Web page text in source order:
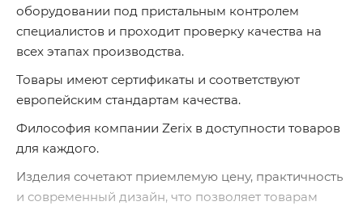
оборудовании под пристальным контролем
специалистов и проходит проверку качества на
всех этапах производства.
Товары имеют сертификаты и соответствуют
европейским стандартам качества.
Философия компании Zerix в доступности товаров
для каждого.
Изделия сочетают приемлемую цену, практичность
и современный дизайн, что позволяет товарам